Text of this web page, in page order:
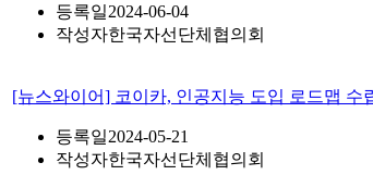
등록일2024-06-04
작성자한국자선단체협의회
[뉴스와이어] 코이카, 인공지능 도입 로드맵
등록일2024-05-21
작성자한국자선단체협의회